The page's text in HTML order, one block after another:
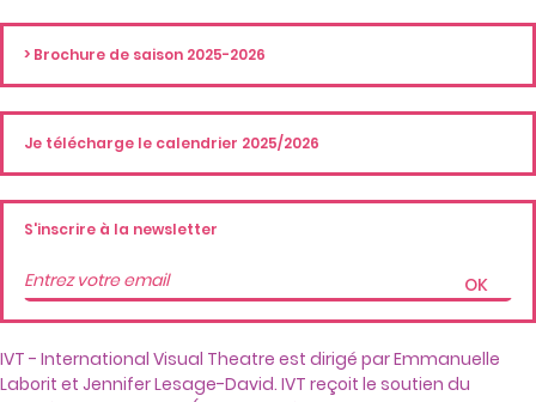
> Brochure de saison 2025-2026
Je télécharge le calendrier 2025/2026
S'inscrire à la newsletter
OK
IVT - International Visual Theatre est dirigé par Emmanuelle
Laborit et Jennifer Lesage-David. IVT reçoit le soutien du